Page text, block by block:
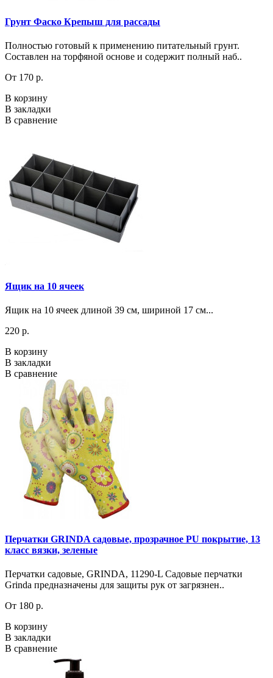
Грунт Фаско Крепыш для рассады
Полностью готовый к применению питательный грунт.
Составлен на торфяной основе и содержит полный наб..
От 170 р.
В корзину
В закладки
В сравнение
Ящик на 10 ячеек
Ящик на 10 ячеек длиной 39 см, шириной 17 см...
220 р.
В корзину
В закладки
В сравнение
Перчатки GRINDA садовые, прозрачное PU покрытие, 13
класс вязки, зеленые
Перчатки садовые, GRINDA, 11290-L Садовые перчатки
Grinda предназначены для защиты рук от загрязнен..
От 180 р.
В корзину
В закладки
В сравнение